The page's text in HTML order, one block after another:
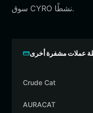
سوق CYRO نشطًا.
عملات مشفرة أخرى
Crude Cat
AURACAT